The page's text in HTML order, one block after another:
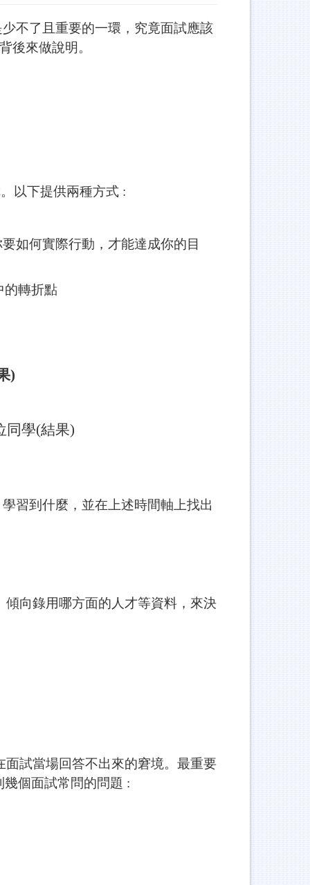
不了且重要的一環，究竟面試應該
後來做說明。
以下提供兩種方式 :
如何實際行動，才能達成你的目
的轉折點
)
學(結果)
習到什麼，並在上述時間軸上找出
向錄用哪方面的人才等資料，來決
試當場回答不出來的窘境。最重要
個面試常問的問題 :